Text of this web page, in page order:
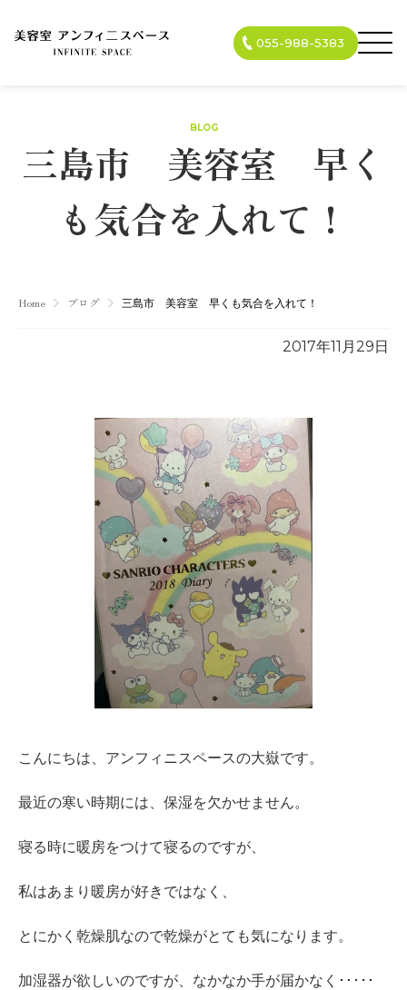
055-988-5383
BLOG
三島市 美容室 早く
も気合を入れて！
Home ブログ 三島市 美容室 早くも気合を入れて！
2017年11月29日
こんにちは、アンフィニスペースの大嶽です。
最近の寒い時期には、保湿を欠かせません。
寝る時に暖房をつけて寝るのですが、
私はあまり暖房が好きではなく、
とにかく乾燥肌なので乾燥がとても気になります。
加湿器が欲しいのですが、なかなか手が届かなく･････